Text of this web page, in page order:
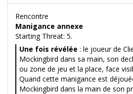
Rencontre
Manigance annexe
Starting Threat: 5.
Une fois révélée : le joueur de
Mockingbird dans sa main, son
ou zone de jeu et la place, face
Quand cette manigance est
Mockingbird dans la main de son